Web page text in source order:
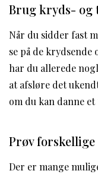
Brug kryds- og
Når du sidder fast
se på de
har du allerede
at afsløre det
om du kan danne et
Prøv
Der er mange